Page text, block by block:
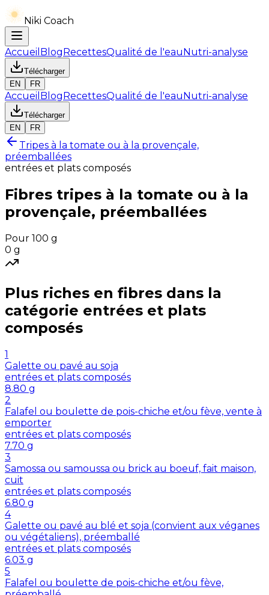
Niki Coach
Accueil BlogRecettesQualité de l'eauNutri-analyse
Télécharger
EN
FR
Accueil BlogRecettesQualité de l'eauNutri-analyse
Télécharger
EN
FR
Tripes à la tomate ou à la provençale,
préemballées
entrées et plats composés
Fibres tripes à la tomate ou à la
provençale, préemballées
Pour 100 g
0 g
Plus riches en fibres dans la
catégorie entrées et plats
composés
1
Galette ou pavé au soja
entrées et plats composés
8.80 g
2
Falafel ou boulette de pois-chiche et/ou fève, vente à
emporter
entrées et plats composés
7.70 g
3
Samossa ou samoussa ou brick au boeuf, fait maison,
cuit
entrées et plats composés
6.80 g
4
Galette ou pavé au blé et soja (convient aux véganes
ou végétaliens), préemballé
entrées et plats composés
6.03 g
5
Falafel ou boulette de pois-chiche et/ou fève,